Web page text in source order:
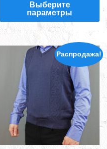
Выберите
параметры
Распродажа!